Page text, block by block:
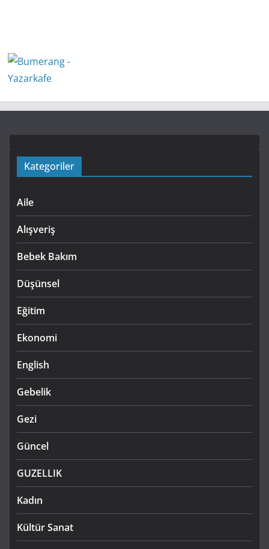
Kategoriler
Aile
Alışveriş
Bebek Bakım
Düşünsel
Eğitim
Ekonomi
English
Gebelik
Gezi
Güncel
GUZELLIK
Kadın
Kültür Sanat